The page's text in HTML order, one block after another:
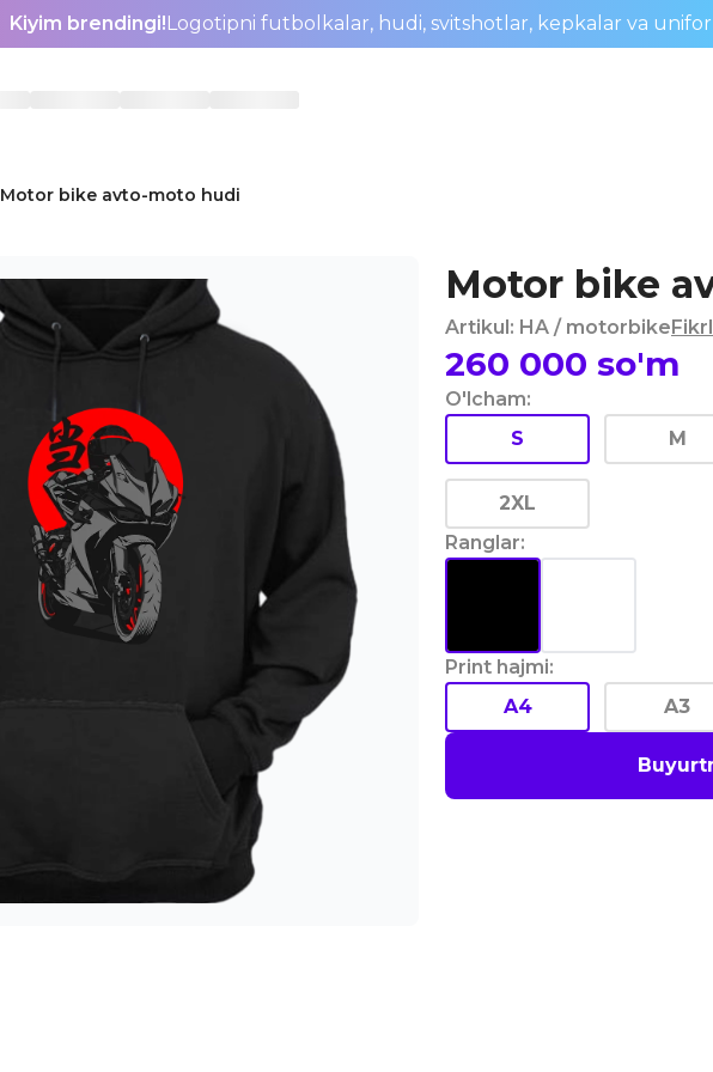
Kiyim brendingi!Logotipni futbolkalar, hudi, svitshotlar, kepkalar va
Motor bike avto-moto hudi
Motor bike
Artikul: HA / motorbike
260 000 so'm
O'lcham:
S
M
2XL
Ranglar:
Print hajmi:
A4
A3